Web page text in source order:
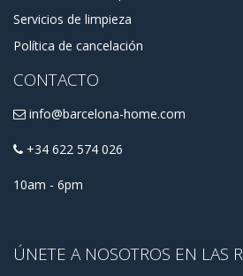
Servicios de limpieza
Política de cancelación
CONTACTO
info@barcelona-home.com
+34 622 574 026
10am - 6pm
ÚNETE A NOSOTROS EN LAS